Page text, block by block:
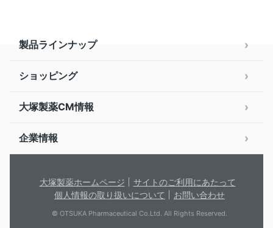
製品ラインナップ
ショッピング
大塚製薬CM情報
企業情報
大塚製薬ホームページ
サイトのご利用にあたって
個人情報の取り扱いについて
お問い合わせ
© OTSUKA Pharmaceutical Co.Ltd. All Rights Reserved.